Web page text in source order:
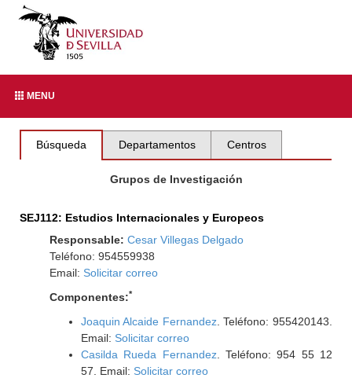
MENU
Búsqueda Departamentos Centros
Grupos de Investigación
SEJ112: Estudios Internacionales y Europeos
Responsable: Cesar Villegas Delgado
Teléfono: 954559938
Email: Solicitar correo
Componentes:*
Joaquin Alcaide Fernandez. Teléfono: 955420143.
Email: Solicitar correo
Casilda Rueda Fernandez. Teléfono: 954 55 12
57. Email: Solicitar correo